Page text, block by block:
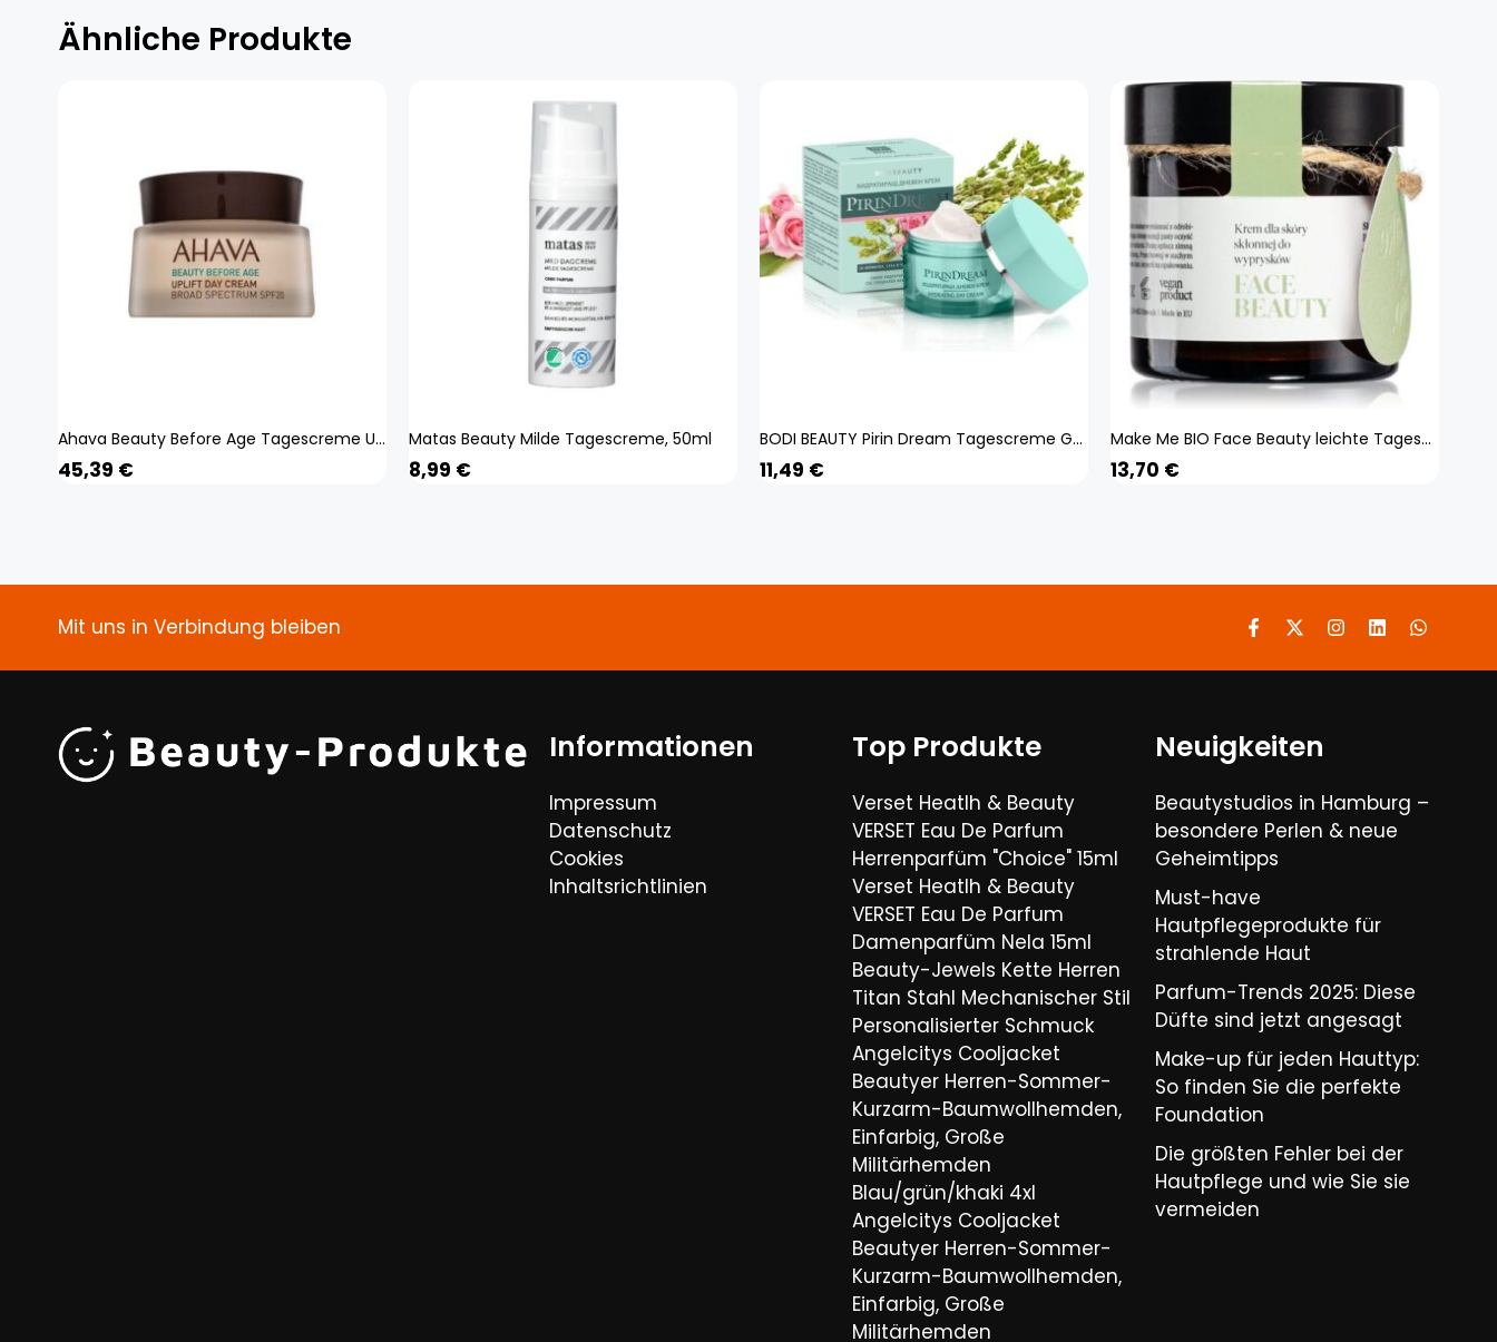
Ähnliche Produkte
Ahava Beauty Before Age Tagescreme Uplift Day Cream Broad Spectrum SPF20 50 ml
45,39 €
Matas Beauty Milde Tagescreme, 50ml
8,99 €
BODI BEAUTY Pirin Dream Tagescreme Gesichtscreme mit Rosa Damascena, Mursala-Tee, Hyaluronsäure, Rosenwasser, Kollagen und Elastin 50ml
11,49 €
Make Me BIO Face Beauty leichte Tagescreme für Haut mit kleinen Makeln 60 ml
13,70 €
Mit uns in Verbindung bleiben
Informationen
Impressum
Datenschutz
Cookies
Inhaltsrichtlinien
Top Produkte
Verset Heatlh & Beauty
VERSET Eau De Parfum
Herrenparfüm "Choice" 15ml
Verset Heatlh & Beauty
VERSET Eau De Parfum
Damenparfüm Nela 15ml
Beauty-Jewels Kette Herren
Titan Stahl Mechanischer Stil
Personalisierter Schmuck
Angelcitys Cooljacket
Beautyer Herren-Sommer-
Kurzarm-Baumwollhemden,
Einfarbig, Große
Militärhemden
Blau/grün/khaki 4xl
Angelcitys Cooljacket
Beautyer Herren-Sommer-
Kurzarm-Baumwollhemden,
Einfarbig, Große
Militärhemden
Neuigkeiten
Beautystudios in Hamburg –
besondere Perlen & neue
Geheimtipps
Must-have
Hautpflegeprodukte für
strahlende Haut
Parfum-Trends 2025: Diese
Düfte sind jetzt angesagt
Make-up für jeden Hauttyp:
So finden Sie die perfekte
Foundation
Die größten Fehler bei der
Hautpflege und wie Sie sie
vermeiden